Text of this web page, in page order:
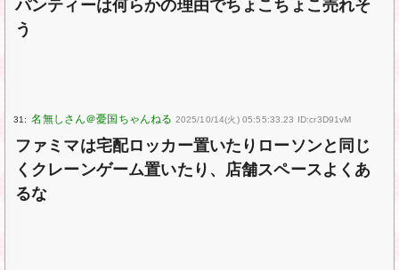
パンティーは何らかの理由でちょこちょこ売れそ
う
31: 2025/10/14(火) 05:55:33.23 ID:cr3D91vM
ファミマは宅配ロッカー置いたりローソンと同じ
くクレーンゲーム置いたり、店舗スペースよくあ
るな